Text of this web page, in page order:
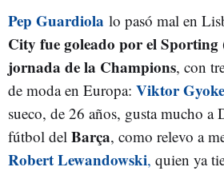
Pep Guardiola lo pasó mal en
City fue goleado por el Sporting
jornada de la Champions, con
de moda en Europa: Viktor
sueco, de 26 años, gusta mucho a
fútbol del Barça, como relevo a
Robert Lewandowski, quien ya